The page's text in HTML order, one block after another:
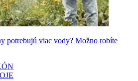
potrebujú viac vody? Možno robíte